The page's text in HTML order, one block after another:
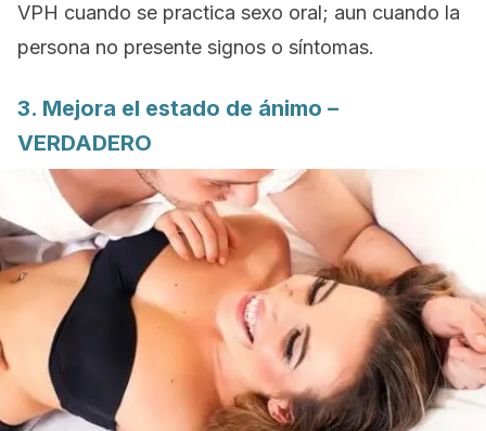
VPH cuando se practica sexo oral; aun cuando la
persona no presente signos o síntomas.
3. Mejora el estado de ánimo –
VERDADERO